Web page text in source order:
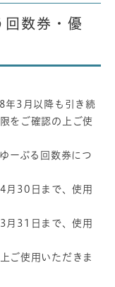
回数券・優
年3月以降も引き続
をご確認の上ご使
ーぷる回数券につ
月30日まで、使用
月31日まで、使用
ご使用いただきま